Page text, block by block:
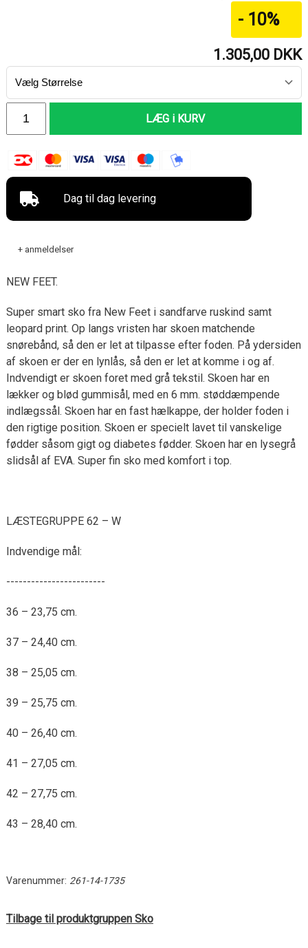
- 10%
1.305,00 DKK
LÆG i KURV
Dag til dag levering
+ anmeldelser
NEW FEET.
Super smart sko fra New Feet i sandfarve ruskind samt
leopard print. Op langs vristen har skoen matchende
snørebånd, så den er let at tilpasse efter foden. På ydersiden
af skoen er der en lynlås, så den er let at komme i og af.
Indvendigt er skoen foret med grå tekstil. Skoen har en
lækker og blød gummisål, med en 6 mm. støddæmpende
indlægssål. Skoen har en fast hælkappe, der holder foden i
den rigtige position. Skoen er specielt lavet til vanskelige
fødder såsom gigt og diabetes fødder. Skoen har en lysegrå
slidsål af EVA. Super fin sko med komfort i top.
LÆSTEGRUPPE 62 – W
Indvendige mål:
------------------------
36 – 23,75 cm.
37 – 24,40 cm.
38 – 25,05 cm.
39 – 25,75 cm.
40 – 26,40 cm.
41 – 27,05 cm.
42 – 27,75 cm.
43 – 28,40 cm.
Varenummer: 261-14-1735
Tilbage til produktgruppen Sko